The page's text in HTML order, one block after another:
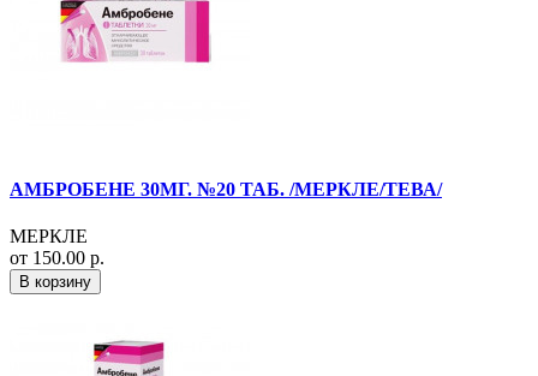
АМБРОБЕНЕ 30МГ. №20 ТАБ. /МЕРКЛЕ/ТЕВА/
МЕРКЛЕ
от 150.00 р.
В корзину